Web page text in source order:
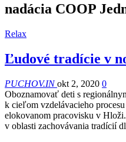
nadácia COOP
Relax
Ľudové tradície v
PUCHOV.INokt 2, 2020 0
Oboznamovať deti s
k cieľom vzdelávacieho
elokovanom pracovisku v
v oblasti zachovávania tradícií